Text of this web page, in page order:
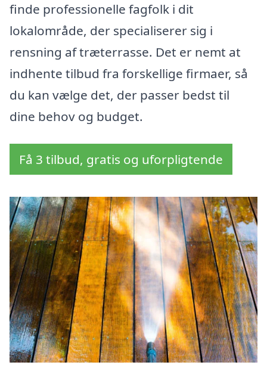
finde professionelle fagfolk i dit
lokalområde, der specialiserer sig i
rensning af træterrasse. Det er nemt at
indhente tilbud fra forskellige firmaer, så
du kan vælge det, der passer bedst til
dine behov og budget.
Få 3 tilbud, gratis og uforpligtende